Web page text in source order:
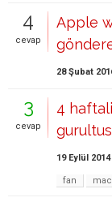
4
cevap
Apple
28 Şubat
3
cevap
4
19 Eylül 2014
fan